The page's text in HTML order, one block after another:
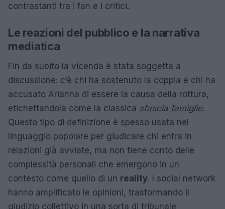
contrastanti tra i fan e i critici.
Le reazioni del pubblico e la narrativa
mediatica
Fin da subito la vicenda è stata soggetta a
discussione: c’è chi ha sostenuto la coppia e chi ha
accusato Arianna di essere la causa della rottura,
etichettandola come la classica sfascia famiglie.
Questo tipo di definizione è spesso usata nel
linguaggio popolare per giudicare chi entra in
relazioni già avviate, ma non tiene conto delle
complessità personali che emergono in un
contesto come quello di un reality. I social network
hanno amplificato le opinioni, trasformando il
giudizio collettivo in una sorta di tribunale